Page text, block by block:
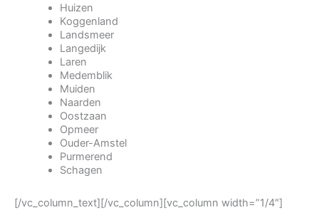
Huizen
Koggenland
Landsmeer
Langedijk
Laren
Medemblik
Muiden
Naarden
Oostzaan
Opmeer
Ouder-Amstel
Purmerend
Schagen
[/vc_column_text][/vc_column][vc_column width=”1/4″]